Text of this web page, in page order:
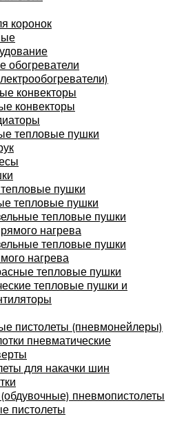
коронок
обогреватели
конвекторы
конвекторы
тепловые пушки
пушки
тепловые пушки
тепловые пушки
нагрева
тепловые пушки
нагрева
тепловые пушки
тепловые пушки и
пистолеты (пневмонейлеры)
пневматические
для накачки шин
пневмопистолеты
пистолеты